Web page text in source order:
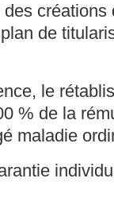
créations
de
le
% de la
maladie